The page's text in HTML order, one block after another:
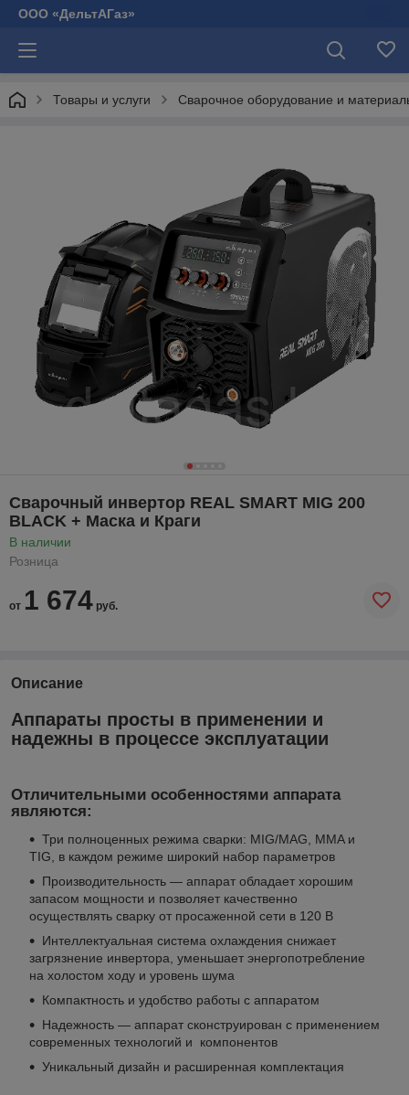
ООО «ДельтАГаз»
Товары и услуги Сварочное оборудование и
Сварочный инвертор REAL SMART MIG 200
BLACK + Маска и Краги
В наличии
Розница
от 1 674 руб.
Описание
Аппараты просты в применении и
надежны в процессе эксплуатации
Отличительными особенностями аппарата
являются:
Три полноценных режима сварки: MIG/MAG, MMA и
TIG, в каждом режиме широкий набор параметров
Производительность — аппарат обладает хорошим
запасом мощности и позволяет качественно
осуществлять сварку от просаженной сети в 120 В
Интеллектуальная система охлаждения снижает
загрязнение инвертора, уменьшает энергопотребление
на холостом ходу и уровень шума
Компактность и удобство работы с аппаратом
Надежность — аппарат сконструирован с применением
современных технологий и компонентов
Уникальный дизайн и расширенная комплектация